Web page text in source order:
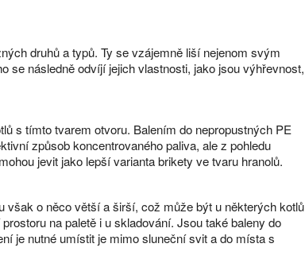
druhů a typů. Ty se vzájemně liší nejenom svým
se následně odvíjí jejich vlastnosti, jako jsou výhřevnost,
s tímto tvarem otvoru. Balením do nepropustných PE
způsob koncentrovaného paliva, ale z pohledu
jevit jako lepší varianta brikety ve tvaru hranolů.
však o něco větší a širší, což může být u některých kotlů
na paletě i u skladování. Jsou také baleny do
je nutné umístit je mimo sluneční svit a do místa s